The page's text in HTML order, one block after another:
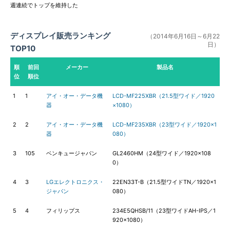
週連続でトップを維持した
ディスプレイ販売ランキング
TOP10
（2014年6月16日～6月22
日）
順
位
前回
順位
メーカー 製品名
1 1
アイ・オー・データ機
器
LCD-MF225XBR（21.5型ワイド／1920
×1080）
2 2
アイ・オー・データ機
器
LCD-MF235XBR（23型ワイド／1920×1
080）
3 105 ベンキュージャパン
GL2460HM（24型ワイド／1920×108
0）
4 3
LGエレクトロニクス・
ジャパン
22EN33T-B（21.5型ワイドTN／1920×1
080）
5 4 フィリップス
234E5QHSB/11（23型ワイドAH-IPS／1
920×1080）